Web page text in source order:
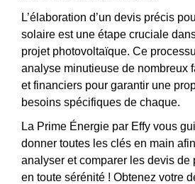
L’élaboration d’un devis précis
solaire est une étape cruciale
projet photovoltaïque. Ce
analyse minutieuse de nombreux
et financiers pour garantir une
besoins spécifiques de chaque.
La Prime Énergie par Effy vous
donner toutes les clés en main
analyser et comparer les devis de
en toute sérénité ! Obtenez votre